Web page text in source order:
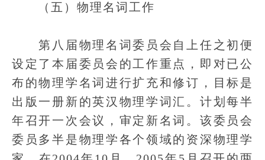
（五）物理名词工作
第八届物理名词委员会自上任之初便
设定了本届委员会的工作重点，即对已公
布的物理学名词进行扩充和修订，目标是
出版一册新的英汉物理学词汇。计划每半
年召开一次会议，审定新名词。该委员会
委员多半是物理学各个领域的资深物理学